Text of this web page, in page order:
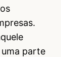
parte